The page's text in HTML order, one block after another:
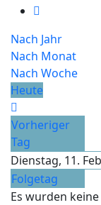
Nach Jahr
Nach Monat
Nach Woche
Heute
Vorheriger
Tag
Dienstag, 11.
Folgetag
Es wurden